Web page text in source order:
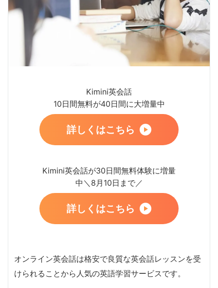
Kimini英会話
10日間無料が40日間に大増量中
詳しくはこちら
Kimini英会話が30日間無料体験に増量
中＼8月10日まで／
詳しくはこちら
オンライン英会話は格安で良質な英会話レッスンを受
けられることから人気の英語学習サービスです。